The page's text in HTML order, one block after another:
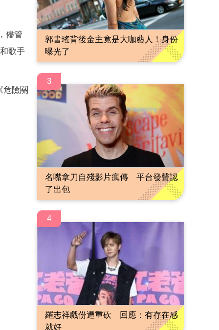
儘管
歌手
危險關
郭書瑤背後金主竟是大咖藝人！身份
曝光了
3
名嘴拿刀自殘影片瘋傳 平台發聲認
了出包
4
羅志祥戲份遭重砍 回應：有存在感
就好